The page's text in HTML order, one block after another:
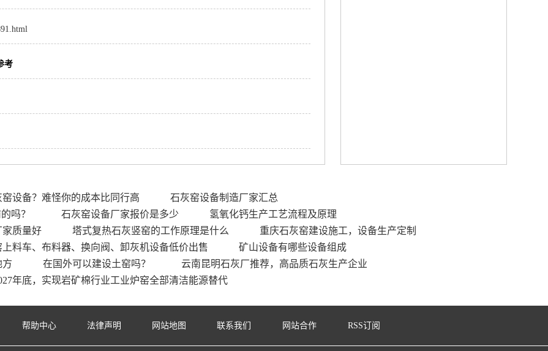
考
设备？难怪你的成本比同行高
石灰窑设备制造厂家汇总
吗？
石灰窑设备厂家报价是多少
氢氧化钙生产工艺流程及原理
家质量好 塔式复热石灰竖窑的工作原理是什么
重庆石灰窑建设施工，设备生产定制
上料车、布料器、换向阀、卸灰机设备低价出售
矿山设备有哪些设备组成
方 在国外可以建设土窑吗？
云南昆明石灰厂推荐，高品质石灰生产企业
年底，实现岩矿棉行业工业炉窑全部清洁能源替代
帮助中心 法律声明 网站地图 联系我们 网站合作 RSS订阅